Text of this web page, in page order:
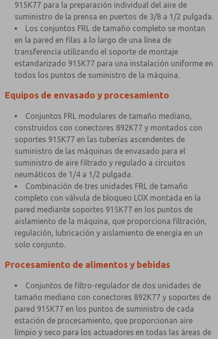
915K77 para la preparación individual del aire de
suministro de la prensa en puertos de 3/8 a 1/2 pulgada.
Los conjuntos FRL de tamaño completo se montan
en la pared en filas a lo largo de una línea de
transferencia utilizando el soporte de montaje
estandarizado 915K77 para una instalación uniforme en
todos los puntos de suministro de la máquina.
Equipos de envasado y procesamiento
Conjuntos FRL modulares de tamaño mediano,
construidos con conectores 892K77 y montados con
soportes 915K77 en las tuberías ascendentes de
suministro de las máquinas de envasado para el
suministro de aire filtrado y regulado a circuitos
neumáticos de 1/4 a 1/2 pulgada.
Combinación de tres unidades FRL de tamaño
completo con válvula de bloqueo LOX montada en la
pared mediante soportes 915K77 en los puntos de
aislamiento de la máquina, que proporciona filtración,
regulación, lubricación y aislamiento de energía en un
solo conjunto.
Procesamiento de alimentos y bebidas
Conjuntos de filtro-regulador de dos unidades de
tamaño mediano con conectores 892K77 y soportes de
pared 915K77 en los puntos de suministro de cada
estación de procesamiento, que proporcionan aire
limpio y seco para los actuadores en todas las áreas de